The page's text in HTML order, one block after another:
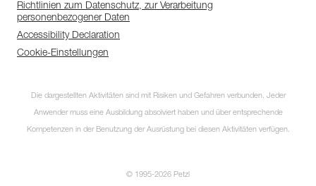
Richtlinien zum Datenschutz, zur Verarbeitung
personenbezogener Daten
Accessibility Declaration
Cookie-Einstellungen
Die dargestellten Aktivitäten sind mit Risiken und Gefahren verbunden. Jeder
Anwender muss eine Ausbildung absolviert haben und über entsprechende
Kompetenzen in der Benutzung der Ausrüstung bei diesen Aktivitäten verfügen.
© 1995-2026 Petzl